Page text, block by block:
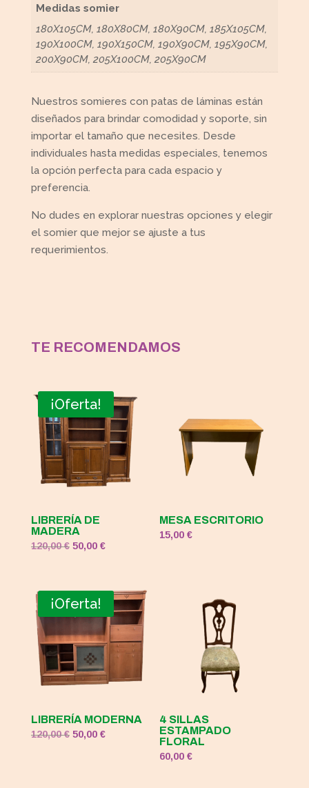
Medidas somier
180X105CM, 180X80CM, 180X90CM, 185X105CM,
190X100CM, 190X150CM, 190X90CM, 195X90CM,
200X90CM, 205X100CM, 205X90CM
Nuestros somieres con patas de láminas están
diseñados para brindar comodidad y soporte, sin
importar el tamaño que necesites. Desde
individuales hasta medidas especiales, tenemos
la opción perfecta para cada espacio y
preferencia.
No dudes en explorar nuestras opciones y elegir
el somier que mejor se ajuste a tus
requerimientos.
TE RECOMENDAMOS
¡Oferta!
LIBRERÍA DE
MADERA
120,00€ El
era:
120,00 €.
50,00 €El
es:
50,00 €.
MESA ESCRITORIO
15,00€
¡Oferta!
LIBRERÍA MODERNA
120,00€ El
50,00 €El
4 SILLAS
ESTAMPADO
FLORAL
60,00€